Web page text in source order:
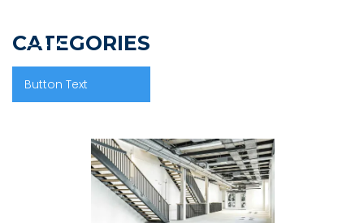
CATEGORIES
Button Text